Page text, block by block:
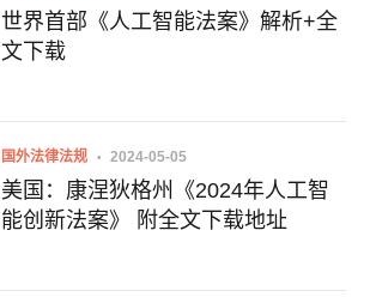
世界首部《人工智能法案》解析+全
文下载
国外法律法规 2024-05-05
美国：康涅狄格州《2024年人工智
能创新法案》 附全文下载地址